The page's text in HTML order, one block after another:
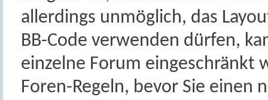
allerdings unmöglich, das
BB-Code verwenden dürfen,
einzelne Forum eingeschränkt
Foren-Regeln, bevor Sie einen